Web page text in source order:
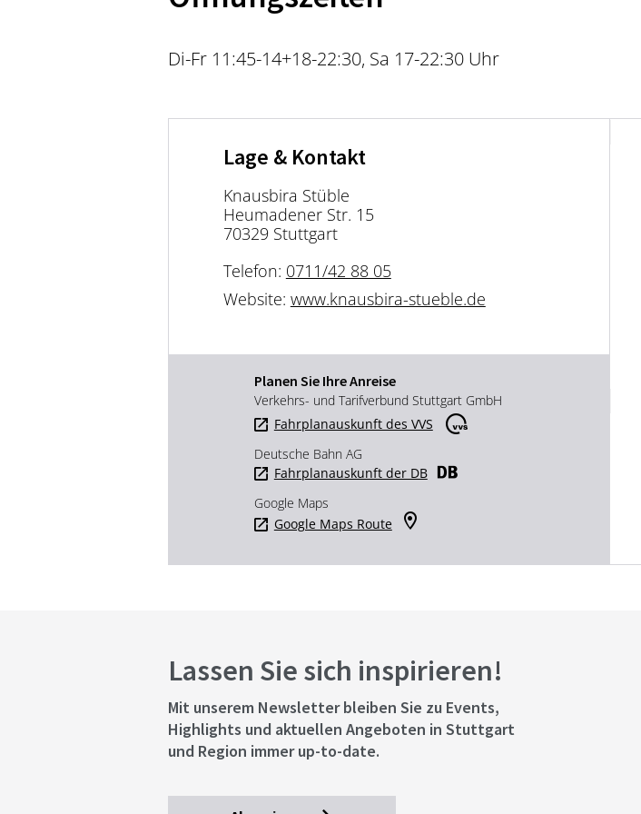
Di-Fr 11:45-14+18-22:30, Sa 17-22:30 Uhr
Lage & Kontakt
Knausbira Stüble
Heumadener Str. 15
70329 Stuttgart
Telefon: 0711/42 88 05
Website: www.knausbira-stueble.de
Planen Sie Ihre Anreise
Verkehrs- und Tarifverbund Stuttgart GmbH
Fahrplanauskunft des VVS
Deutsche Bahn AG
Fahrplanauskunft der DB
Google Maps
Google Maps Route
Lassen Sie sich inspirieren!
Mit unserem Newsletter bleiben Sie zu Events,
Highlights und aktuellen Angeboten in Stuttgart
und Region immer up-to-date.